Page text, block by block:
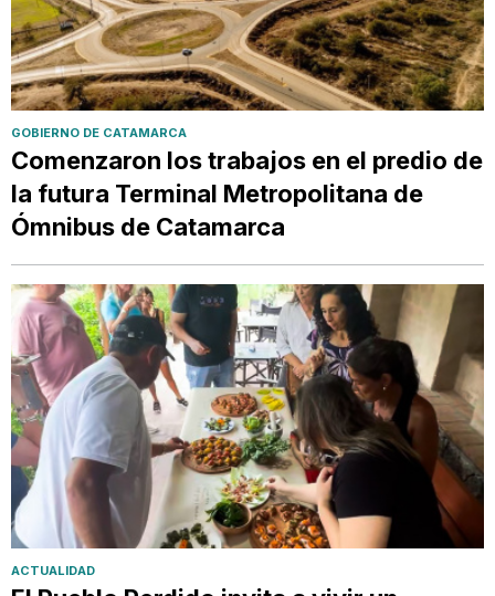
GOBIERNO DE CATAMARCA
Comenzaron los trabajos en el predio de
la futura Terminal Metropolitana de
Ómnibus de Catamarca
ACTUALIDAD